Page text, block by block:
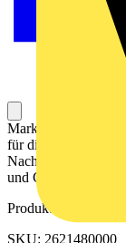
Markierer für Leiter
für die eindeutige
Nachverfolgbarkeit
und Geräten
Produktkennzeichen
SKU: 2621480000